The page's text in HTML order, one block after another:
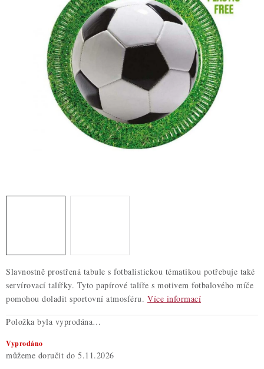
DO KUCHYNĚ
POCHUTINY
ZDRAVÉ PEČENÍ
DÁRKOVÉ POUKAZY
TÉMATICKÉ PRODUKTY
NOVÉ ZBOŽÍ
Nepřevzetí zásilky na dobírku
Hodnocení obchodu
Blog
Moje objednávka
Podmínky ochrany osobních údajů
Slavnostně prostřená tabule s fotbalistickou tématikou potřebuje také
servírovací talířky. Tyto papírové talíře s motivem fotbalového míče
pomohou doladit sportovní atmosféru. Více informací
Položka byla vyprodána…
Vyprodáno
5.11.2026